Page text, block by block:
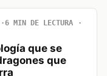
6 MIN DE LECTURA
que se
que